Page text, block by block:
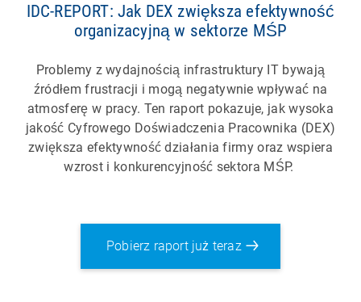
IDC-REPORT: Jak DEX zwiększa efektywność
organizacyjną w sektorze MŚP
Problemy z wydajnością infrastruktury IT bywają
źródłem frustracji i mogą negatywnie wpływać na
atmosferę w pracy. Ten raport pokazuje, jak wysoka
jakość Cyfrowego Doświadczenia Pracownika (DEX)
zwiększa efektywność działania firmy oraz wspiera
wzrost i konkurencyjność sektora MŚP.
Pobierz raport już teraz